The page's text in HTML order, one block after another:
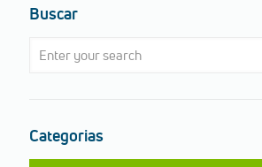
Buscar
Categorias